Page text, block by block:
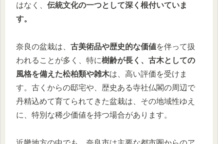
はなく、 伝統文化の一つとして深く根付いていま
す。
奈良の盆栽は、 古美術品や歴史的な価値を伴って扱
われることが多く、特に樹齢が長く、古木としての
風格を備えた松柏類や雑木は、高い評価を受けま
す。古くからの邸宅や、歴史ある寺社仏閣の周辺で
丹精込めて育てられてきた盆栽は、その地域性ゆえ
に、特別な稀少価値を持つ場合があります。